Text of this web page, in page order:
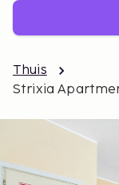
Thuis
Strixia